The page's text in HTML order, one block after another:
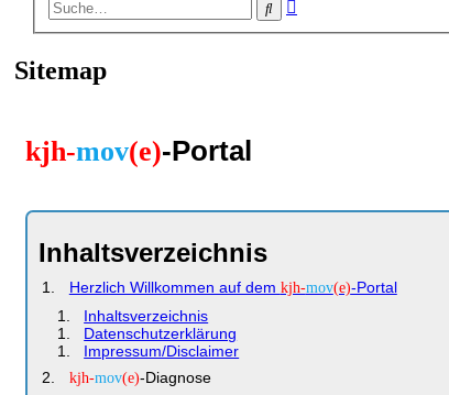
Suche
Sitemap
kjh-mov(e)-Portal
Inhaltsverzeichnis
Herzlich Willkommen auf dem kjh-mov(e)-Portal
Inhaltsverzeichnis
Datenschutzerklärung
Impressum/Disclaimer
kjh-mov(e)-Diagnose